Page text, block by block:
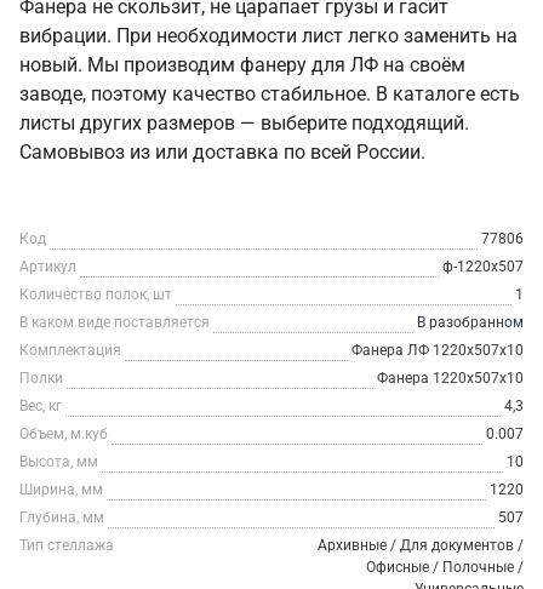
Фанера не скользит, не царапает грузы и гасит
вибрации. При необходимости лист легко заменить на
новый. Мы производим фанеру для ЛФ на своём
заводе, поэтому качество стабильное. В каталоге есть
листы других размеров — выберите подходящий.
Самовывоз из или доставка по всей России.
Код
77806
Артикул
ф-1220х507
Количество полок, шт
1
В каком виде поставляется
В разобранном
Комплектация
Фанера ЛФ 1220х507х10
Полки
Фанера 1220х507х10
Вес, кг
4,3
Объем, м.куб
0.007
Высота, мм
10
Ширина, мм
1220
Глубина, мм
507
Тип стеллажа
Архивные / Для документов /
Офисные / Полочные /